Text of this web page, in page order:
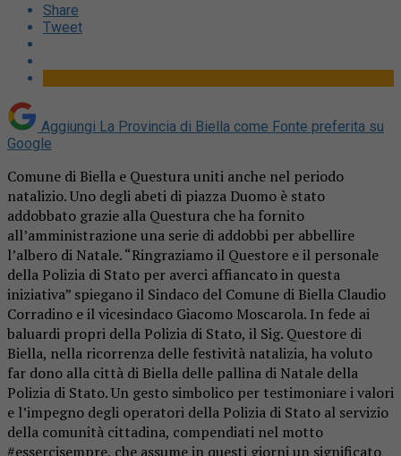
Share
Tweet
Aggiungi La Provincia di Biella come Fonte preferita su
Google
Comune di Biella e Questura uniti anche nel periodo
natalizio. Uno degli abeti di piazza Duomo è stato
addobbato grazie alla Questura che ha fornito
all’amministrazione una serie di addobbi per abbellire
l’albero di Natale. “Ringraziamo il Questore e il personale
della Polizia di Stato per averci affiancato in questa
iniziativa” spiegano il Sindaco del Comune di Biella Claudio
Corradino e il vicesindaco Giacomo Moscarola. In fede ai
baluardi propri della Polizia di Stato, il Sig. Questore di
Biella, nella ricorrenza delle festività natalizia, ha voluto
far dono alla città di Biella delle pallina di Natale della
Polizia di Stato. Un gesto simbolico per testimoniare i valori
e l’impegno degli operatori della Polizia di Stato al servizio
della comunità cittadina, compendiati nel motto
#essercisempre, che assume in questi giorni un significato